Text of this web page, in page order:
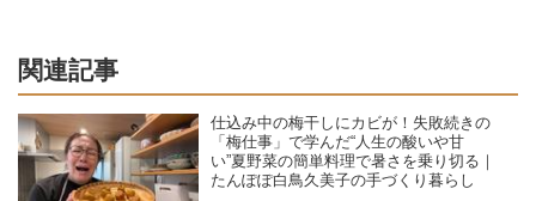
関連記事
仕込み中の梅干しにカビが！失敗続きの
「梅仕事」で学んだ“人生の酸いや甘
い”夏野菜の簡単料理で暑さを乗り切る｜
たんぽぽ白鳥久美子の手づくり暮らし